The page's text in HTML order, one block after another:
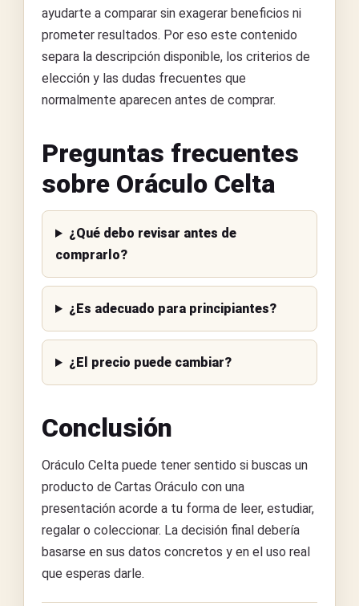
ayudarte a comparar sin exagerar beneficios ni
prometer resultados. Por eso este contenido
separa la descripción disponible, los criterios de
elección y las dudas frecuentes que
normalmente aparecen antes de comprar.
Preguntas frecuentes
sobre Oráculo Celta
¿Qué debo revisar antes de
comprarlo?
¿Es adecuado para principiantes?
¿El precio puede cambiar?
Conclusión
Oráculo Celta puede tener sentido si buscas un
producto de Cartas Oráculo con una
presentación acorde a tu forma de leer, estudiar,
regalar o coleccionar. La decisión final debería
basarse en sus datos concretos y en el uso real
que esperas darle.